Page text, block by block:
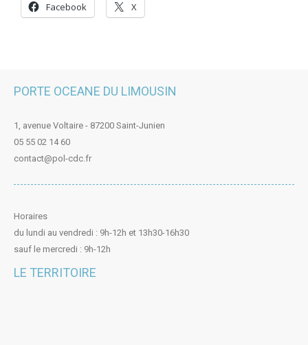
Facebook X
PORTE OCEANE DU LIMOUSIN
1, avenue Voltaire - 87200 Saint-Junien
05 55 02 14 60
contact@pol-cdc.fr
Horaires
du lundi au vendredi : 9h-12h et 13h30-16h30
sauf le mercredi : 9h-12h
LE TERRITOIRE